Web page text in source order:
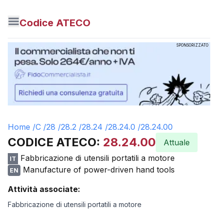
Codice ATECO
SPONSORIZZATO
Home /C /28 /28.2 /28.24 /28.24.0 /28.24.00
CODICE ATECO: 28.24.00 Attuale
IT Fabbricazione di utensili portatili a motore
EN
Manufacture of power-driven hand tools
Attività associate:
Fabbricazione di utensili portatili a motore